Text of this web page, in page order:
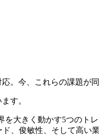
。今、これらの課題が
す。
を大きく動かす5つのト
、俊敏性、そして高い